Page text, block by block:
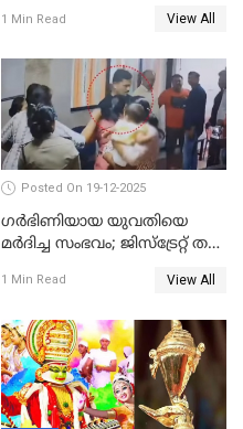
നാൽപ്പതിലേറെ
റിപ്പോർട്ട്
1 Min Read View All
Posted On 19-12-2025
ഗര്‍ഭിണിയായ യുവതിയെ
മര്‍ദിച്ച സംഭവം; ജിസ്‌ട്രേറ്റ് തല
യുവതി
1 Min Read View All